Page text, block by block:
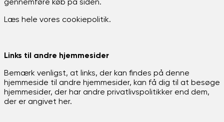
gennemføre køb på siden.
Læs hele vores cookiepolitik.
Links til andre hjemmesider
Bemærk venligst, at links, der kan findes på denne
hjemmeside til andre hjemmesider, kan få dig til at besøge
hjemmesider, der har andre privatlivspolitikker end dem,
der er angivet her.